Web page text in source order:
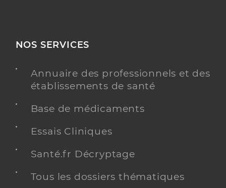
NOS SERVICES
Annuaire des professionnels et des
établissements de santé
Base de médicaments
Essais Cliniques
Santé.fr Décryptage
Tous les dossiers thématiques